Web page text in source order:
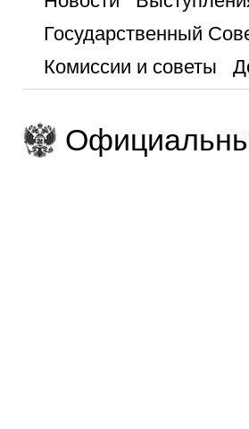
Государственный
Комиссии и советы